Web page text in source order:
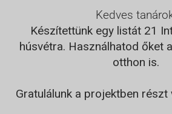
Kedves
Készítettünk egy listát 21
húsvétra. Használhatod őket
otthon is.
Gratulálunk a projektben részt